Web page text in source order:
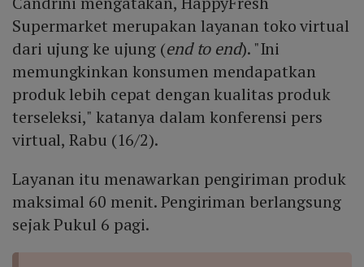
Supermarket merupakan layanan toko virtual
dari ujung ke ujung (end to end). "Ini
memungkinkan konsumen mendapatkan
produk lebih cepat dengan kualitas produk
terseleksi," katanya dalam konferensi pers
virtual, Rabu (16/2).
Layanan itu menawarkan pengiriman produk
maksimal 60 menit. Pengiriman berlangsung
sejak Pukul 6 pagi.